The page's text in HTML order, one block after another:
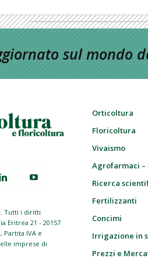
sul mondo
Tutti i diritti
Eritrea 21 - 20157
Partita IVA e
imprese di
Orticoltura
Floricoltura
Vivaismo
Agrofarmaci –
Ricerca
Fertilizzanti
Concimi
Irrigazione in
Prezzi e